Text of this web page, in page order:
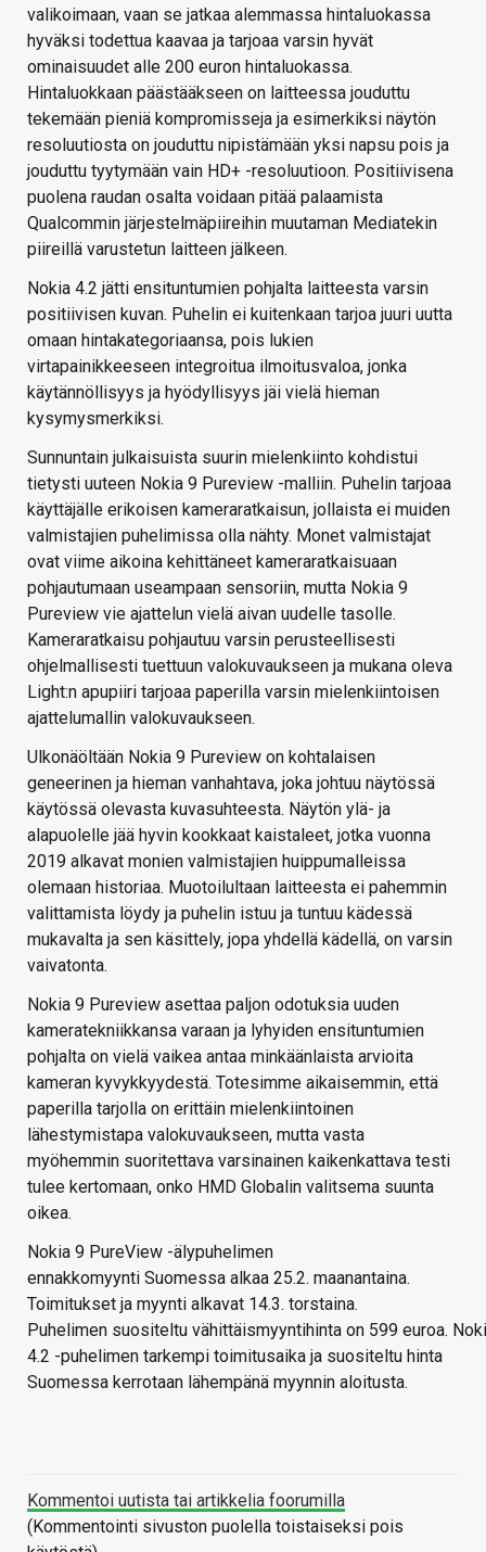
valikoimaan, vaan se jatkaa alemmassa hintaluokassa
hyväksi todettua kaavaa ja tarjoaa varsin hyvät
ominaisuudet alle 200 euron hintaluokassa.
Hintaluokkaan päästääkseen on laitteessa jouduttu
tekemään pieniä kompromisseja ja esimerkiksi näytön
resoluutiosta on jouduttu nipistämään yksi napsu pois ja
jouduttu tyytymään vain HD+ -resoluutioon. Positiivisena
puolena raudan osalta voidaan pitää palaamista
Qualcommin järjestelmäpiireihin muutaman Mediatekin
piireillä varustetun laitteen jälkeen.
Nokia 4.2 jätti ensituntumien pohjalta laitteesta varsin
positiivisen kuvan. Puhelin ei kuitenkaan tarjoa juuri uutta
omaan hintakategoriaansa, pois lukien
virtapainikkeeseen integroitua ilmoitusvaloa, jonka
käytännöllisyys ja hyödyllisyys jäi vielä hieman
kysymysmerkiksi.
Sunnuntain julkaisuista suurin mielenkiinto kohdistui
tietysti uuteen Nokia 9 Pureview -malliin. Puhelin tarjoaa
käyttäjälle erikoisen kameraratkaisun, jollaista ei muiden
valmistajien puhelimissa olla nähty. Monet valmistajat
ovat viime aikoina kehittäneet kameraratkaisuaan
pohjautumaan useampaan sensoriin, mutta Nokia 9
Pureview vie ajattelun vielä aivan uudelle tasolle.
Kameraratkaisu pohjautuu varsin perusteellisesti
ohjelmallisesti tuettuun valokuvaukseen ja mukana oleva
Light:n apupiiri tarjoaa paperilla varsin mielenkiintoisen
ajattelumallin valokuvaukseen.
Ulkonäöltään Nokia 9 Pureview on kohtalaisen
geneerinen ja hieman vanhahtava, joka johtuu näytössä
käytössä olevasta kuvasuhteesta. Näytön ylä- ja
alapuolelle jää hyvin kookkaat kaistaleet, jotka vuonna
2019 alkavat monien valmistajien huippumalleissa
olemaan historiaa. Muotoilultaan laitteesta ei pahemmin
valittamista löydy ja puhelin istuu ja tuntuu kädessä
mukavalta ja sen käsittely, jopa yhdellä kädellä, on varsin
vaivatonta.
Nokia 9 Pureview asettaa paljon odotuksia uuden
kameratekniikkansa varaan ja lyhyiden ensituntumien
pohjalta on vielä vaikea antaa minkäänlaista arvioita
kameran kyvykkyydestä. Totesimme aikaisemmin, että
paperilla tarjolla on erittäin mielenkiintoinen
lähestymistapa valokuvaukseen, mutta vasta
myöhemmin suoritettava varsinainen kaikenkattava testi
tulee kertomaan, onko HMD Globalin valitsema suunta
oikea.
Nokia 9 PureView -älypuhelimen
ennakkomyynti Suomessa alkaa 25.2. maanantaina.
Toimitukset ja myynti alkavat 14.3. torstaina.
Puhelimen suositeltu vähittäismyyntihinta on 599 euroa.
4.2 -puhelimen tarkempi toimitusaika ja suositeltu hinta
Suomessa kerrotaan lähempänä myynnin aloitusta.
Kommentoi uutista tai artikkelia foorumilla
(Kommentointi sivuston puolella toistaiseksi pois